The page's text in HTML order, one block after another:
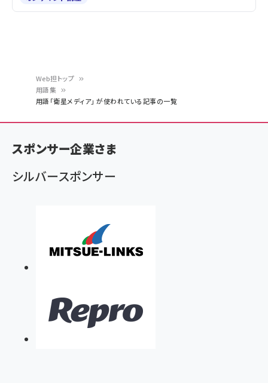
ン
く
ず
Web担トップ
用語集
用語「衛星メディア」 が使われている記事の一覧
スポンサー企業さま
シルバースポンサー